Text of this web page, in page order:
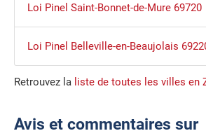
Loi Pinel Saint-Bonnet-de-Mure 69720
Loi Pinel Belleville-en-Beaujolais
Retrouvez la liste de toutes les villes en
Avis et commentaires sur